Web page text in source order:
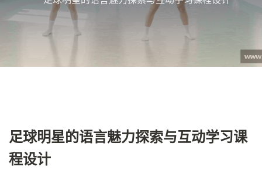
足球明星的语言魅力探索与互动学习课
程设计